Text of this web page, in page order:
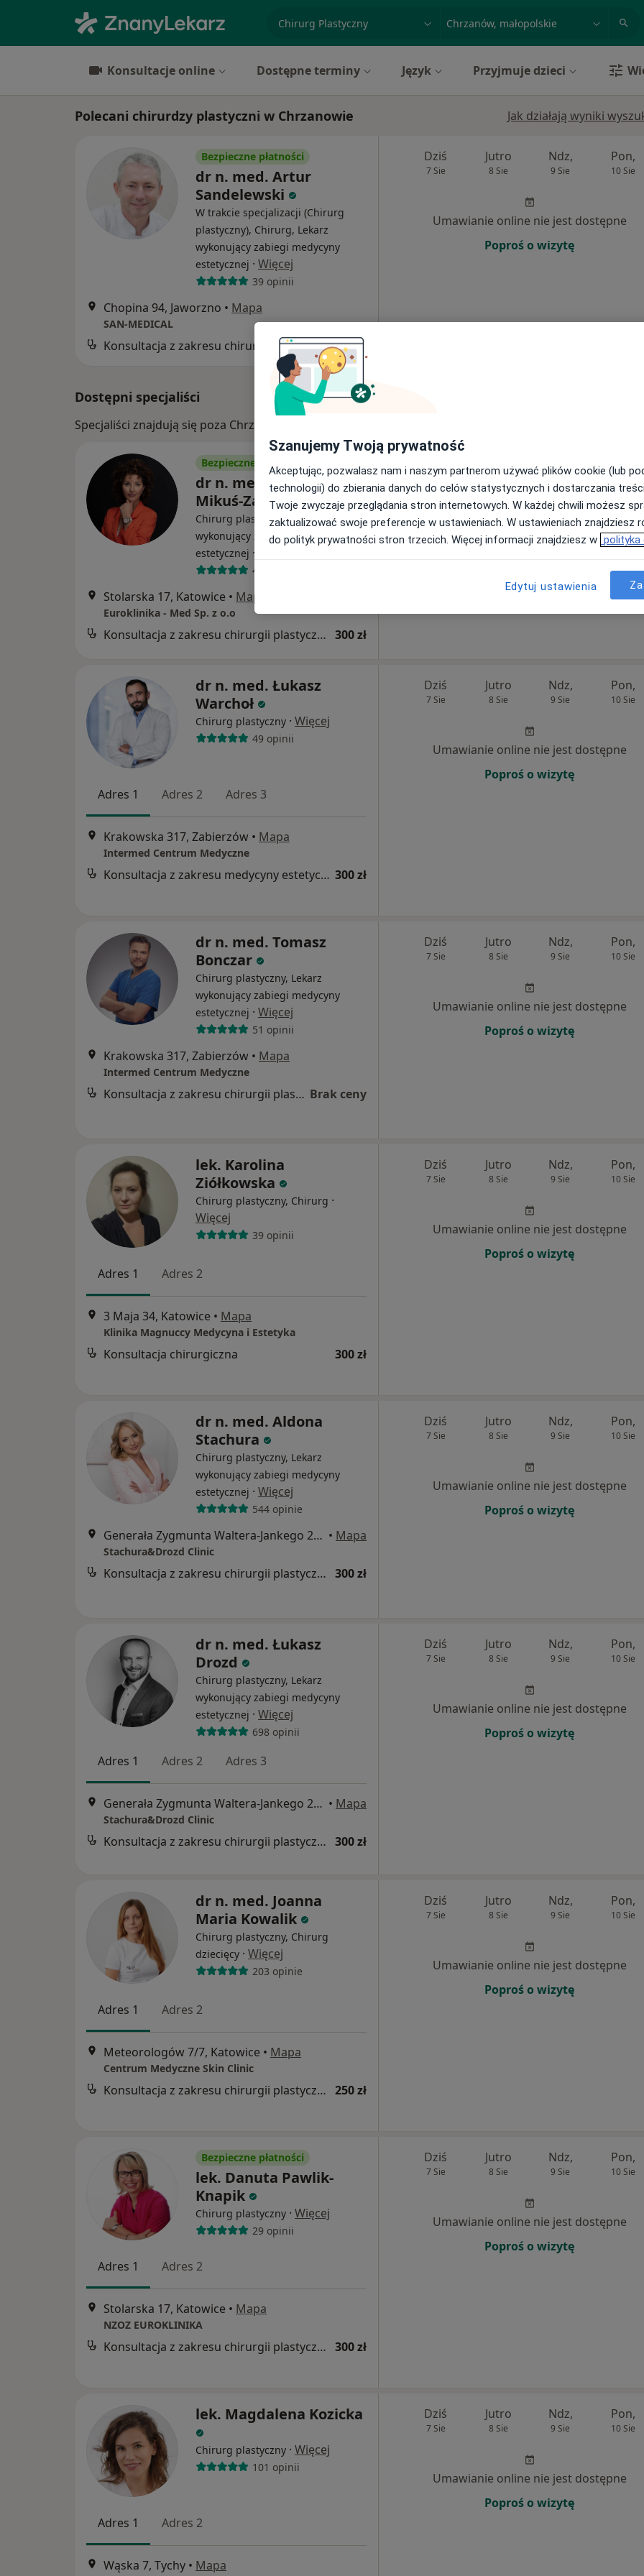
miasto lub dzielnica
Konsultacje online Dostępne terminy Język Przyjmuje dzieci
Polecani chirurdzy plastyczni w Chrzanowie Jak działają wyniki
Bezpieczne płatności
dr n. med. Artur
Sandelewski
W trakcie specjalizacji (Chirurg
plastyczny), Chirurg, Lekarz
wykonujący zabiegi medycyny
estetycznej · Więcej
39 opinii
Chopina 94, Jaworzno • Mapa
SAN-MEDICAL
Konsultacja z zakresu chirurgii plastycznej 300 zł
Dziś
7 Sie
Jutro
8 Sie
Ndz,
9 Sie
Pon,
10 Sie
Umawianie online nie jest dostępne
Poproś o wizytę
Dostępni specjaliści
Specjaliści znajdują się poza Chrzanów, małopolskie, w obszarach bliskich Twojemu wyszukiwaniu.
Bezpieczne płatności
dr n. med. Karolina
Mikuś-Zagórska
Chirurg plastyczny, Lekarz
wykonujący zabiegi medycyny
estetycznej ·
48 opinii
Stolarska 17, Katowice • Mapa
Euroklinika - Med Sp. z o.o
Konsultacja z zakresu chirurgii plastycznej 300 zł
7 Sie 8 Sie 9 Sie
Pon,
10 Sie
Umawianie online nie jest dostępne
dr n. med. Łukasz
Warchoł
Chirurg plastyczny · Więcej
49 opinii
Adres 1 Adres 2 Adres 3
Krakowska 317, Zabierzów • Mapa
Intermed Centrum Medyczne
Konsultacja z zakresu medycyny estetycznej 300 zł
Dziś
7 Sie
Jutro
8 Sie
Ndz,
9 Sie
Pon,
10 Sie
Umawianie online nie jest dostępne
Poproś o wizytę
dr n. med. Tomasz
Bonczar
Chirurg plastyczny, Lekarz
wykonujący zabiegi medycyny
estetycznej · Więcej
51 opinii
Krakowska 317, Zabierzów • Mapa
Intermed Centrum Medyczne
Konsultacja z zakresu chirurgii plastycznej Brak ceny
Dziś
7 Sie
Jutro
8 Sie
Ndz,
9 Sie
Pon,
10 Sie
Umawianie online nie jest dostępne
Poproś o wizytę
lek. Karolina
Ziółkowska
Chirurg plastyczny, Chirurg ·
Więcej
39 opinii
Adres 1 Adres 2
3 Maja 34, Katowice • Mapa
Klinika Magnuccy Medycyna i Estetyka
Konsultacja chirurgiczna 300 zł
Dziś
7 Sie
Jutro
8 Sie
Ndz,
9 Sie
Pon,
10 Sie
Umawianie online nie jest dostępne
Poproś o wizytę
dr n. med. Aldona
Stachura
Chirurg plastyczny, Lekarz
wykonujący zabiegi medycyny
estetycznej · Więcej
544 opinie
Generała Zygmunta Waltera-Jankego 275, Katowice • Mapa
Stachura&Drozd Clinic
Konsultacja z zakresu chirurgii plastycznej 300 zł
Dziś
7 Sie
Jutro
8 Sie
Ndz,
9 Sie
Pon,
10 Sie
Umawianie online nie jest dostępne
Poproś o wizytę
dr n. med. Łukasz
Drozd
Chirurg plastyczny, Lekarz
wykonujący zabiegi medycyny
estetycznej · Więcej
698 opinii
Adres 1 Adres 2 Adres 3
Generała Zygmunta Waltera-Jankego 275, Katowice • Mapa
Stachura&Drozd Clinic
Konsultacja z zakresu chirurgii plastycznej 300 zł
Dziś
7 Sie
Jutro
8 Sie
Ndz,
9 Sie
Pon,
10 Sie
Umawianie online nie jest dostępne
Poproś o wizytę
dr n. med. Joanna
Maria Kowalik
Chirurg plastyczny, Chirurg
dziecięcy · Więcej
203 opinie
Adres 1 Adres 2
Meteorologów 7/7, Katowice • Mapa
Centrum Medyczne Skin Clinic
Konsultacja z zakresu chirurgii plastycznej 250 zł
Dziś
7 Sie
Jutro
8 Sie
Ndz,
9 Sie
Pon,
10 Sie
Umawianie online nie jest dostępne
Poproś o wizytę
Bezpieczne płatności
lek. Danuta Pawlik-
Knapik
Chirurg plastyczny · Więcej
29 opinii
Adres 1 Adres 2
Stolarska 17, Katowice • Mapa
NZOZ EUROKLINIKA
Konsultacja z zakresu chirurgii plastycznej 300 zł
Dziś
7 Sie
Jutro
8 Sie
Ndz,
9 Sie
Pon,
10 Sie
Umawianie online nie jest dostępne
Poproś o wizytę
lek. Magdalena Kozicka
Chirurg plastyczny · Więcej
101 opinii
Adres 1 Adres 2
Wąska 7, Tychy • Mapa
Dziś
7 Sie
Jutro
8 Sie
Ndz,
9 Sie
Pon,
10 Sie
Umawianie online nie jest dostępne
Poproś o wizytę
Szanujemy Twoją prywatność
Akceptując, pozwalasz nam i naszym partnerom używać plików cookie (lub
technologii) do zbierania danych do celów statystycznych i dostarczania
Twoje zwyczaje przeglądania stron internetowych. W każdej chwili możesz
zaktualizować swoje preferencje w ustawieniach. W ustawieniach znajdziesz
do polityk prywatności stron trzecich. Więcej informacji znajdziesz w polityka
Edytuj ustawienia